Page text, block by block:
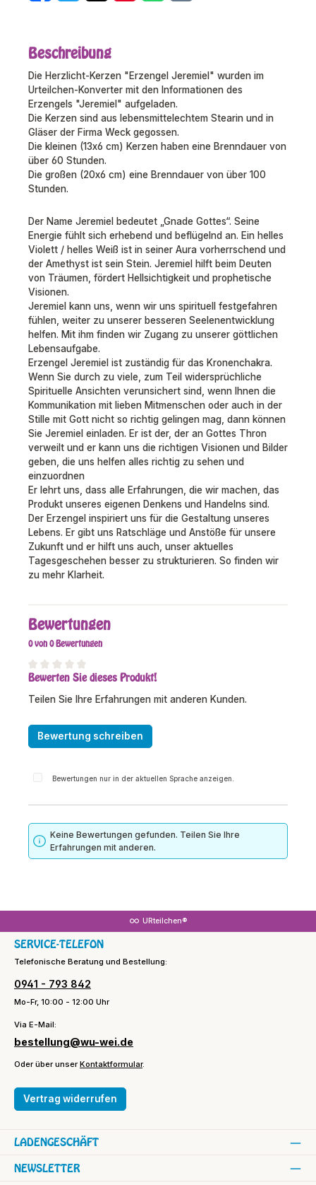
Beschreibung
Die Herzlicht-Kerzen "Erzengel Jeremiel" wurden im
Urteilchen-Konverter mit den Informationen des
Erzengels "Jeremiel" aufgeladen.
Die Kerzen sind aus lebensmittelechtem Stearin und in
Gläser der Firma Weck gegossen.
Die kleinen (13x6 cm) Kerzen haben eine Brenndauer von
über 60 Stunden.
Die großen (20x6 cm) eine Brenndauer von über 100
Stunden.
Der Name Jeremiel bedeutet „Gnade Gottes“. Seine
Energie fühlt sich erhebend und beflügelnd an. Ein helles
Violett / helles Weiß ist in seiner Aura vorherrschend und
der Amethyst ist sein Stein. Jeremiel hilft beim Deuten
von Träumen, fördert Hellsichtigkeit und prophetische
Visionen.
Jeremiel kann uns, wenn wir uns spirituell festgefahren
fühlen, weiter zu unserer besseren Seelenentwicklung
helfen. Mit ihm finden wir Zugang zu unserer göttlichen
Lebensaufgabe.
Erzengel Jeremiel ist zuständig für das Kronenchakra.
Wenn Sie durch zu viele, zum Teil widersprüchliche
Spirituelle Ansichten verunsichert sind, wenn Ihnen die
Kommunikation mit lieben Mitmenschen oder auch in der
Stille mit Gott nicht so richtig gelingen mag, dann können
Sie Jeremiel einladen. Er ist der, der an Gottes Thron
verweilt und er kann uns die richtigen Visionen und Bilder
geben, die uns helfen alles richtig zu sehen und
einzuordnen
Er lehrt uns, dass alle Erfahrungen, die wir machen, das
Produkt unseres eigenen Denkens und Handelns sind.
Der Erzengel inspiriert uns für die Gestaltung unseres
Lebens. Er gibt uns Ratschläge und Anstöße für unsere
Zukunft und er hilft uns auch, unser aktuelles
Tagesgeschehen besser zu strukturieren. So finden wir
zu mehr Klarheit.
Bewertungen
0 von 0 Bewertungen
Durchschnittliche Bewertung von 0 von 5 Sternen
Bewerten Sie dieses Produkt!
Teilen Sie Ihre Erfahrungen mit anderen Kunden.
Bewertung schreiben
Bewertungen nur in der aktuellen Sprache anzeigen.
Keine Bewertungen gefunden. Teilen Sie Ihre
Erfahrungen mit anderen.
URteilchen®
SERVICE-TELEFON
Telefonische Beratung und Bestellung:
0941 - 793 842
Mo-Fr, 10:00 - 12:00 Uhr
Via E-Mail:
bestellung@wu-wei.de
Oder über unserKontaktformular.
Vertrag widerrufen
NEWSLETTER
LADENGESCHÄFT